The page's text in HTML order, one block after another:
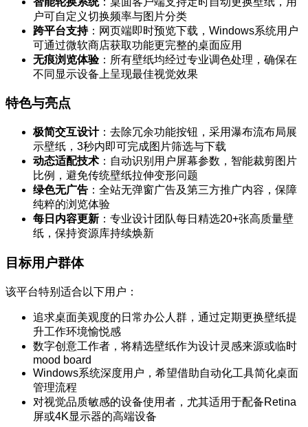
户可自定义切换频率与图片分类
跨平台支持：网页端即时预览下载，Windows系统用户
可通过微软商店获取功能更完整的桌面应用
无痕浏览体验：所有壁纸均经过专业调色处理，确保在
不同显示设备上呈现最佳视觉效果
特色与亮点
极简交互设计：去除冗余功能按钮，采用瀑布流布局展
示壁纸，3秒内即可完成图片筛选与下载
动态适配技术 ：自动识别用户屏幕参数，智能裁剪图片
比例，避免传统壁纸拉伸变形问题
绿色无广告 ：全站无弹窗广告及第三方推广内容，保障
纯粹的浏览体验
每日内容更新 ：专业设计团队每日精选20+张高质量壁
纸，保持资源库持续焕新
目标用户群体
该平台特别适合以下用户：
追求桌面美观度的日常办公人群，通过定期更换壁纸提
升工作环境愉悦感
数字创意工作者，将精选壁纸作为设计灵感来源或临时
mood board
Windows系统深度用户，希望借助自动化工具简化桌面
管理流程
对视觉品质敏感的设备使用者，尤其适用于配备Retina
屏或4K显示器的高端设备